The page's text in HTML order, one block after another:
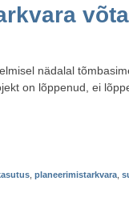
nädalal
on lõppenud, ei
planeerimistarkvara